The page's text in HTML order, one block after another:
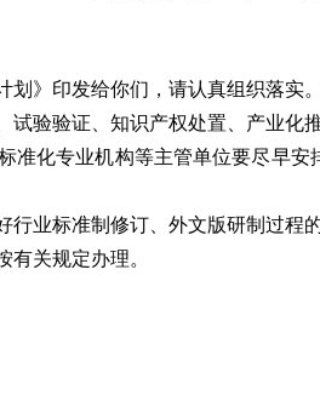
》印发给你们，请认真组织落实。
验验证、知识产权处置、产业化
准化专业机构等主管单位要尽早
业标准制修订、外文版研制过程
有关规定办理。